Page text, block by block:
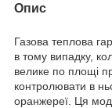
Опис
Газова теплова
в тому випадку,
велике по площі
контролювати в
оранжереї. Ця